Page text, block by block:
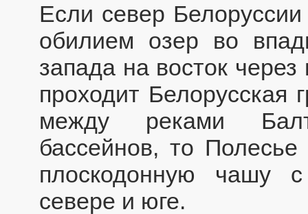
Если север
обилием озер во
запада на восток
проходит Белорусская
между реками
бассейнов, то
плоскодонную чашу
севере и юге.